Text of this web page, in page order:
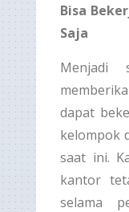
Bisa
Saja
Menjadi
dapat
kelompok
saat ini.
kantor
selama